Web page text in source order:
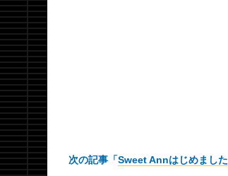
次の記事「Sweet Annはじめました